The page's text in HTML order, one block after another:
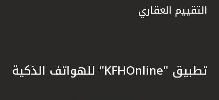
التقييم العقاري
تطبيق "KFHOnline" للهواتف الذكية